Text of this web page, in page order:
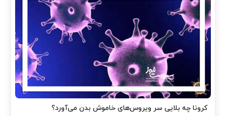
کرونا چه بلایی سر ویروس‌های خاموش بدن می‌آورد؟